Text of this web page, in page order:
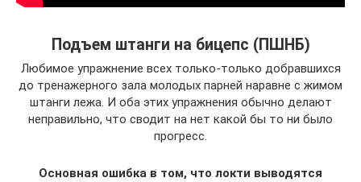
Подъем штанги на бицепс (ПШНБ)
Любимое упражнение всех только-только добравшихся
до тренажерного зала молодых парней наравне с жимом
штанги лежа. И оба этих упражнения обычно делают
неправильно, что сводит на нет какой бы то ни было
прогресс.
Основная ошибка в том, что локти выводятся